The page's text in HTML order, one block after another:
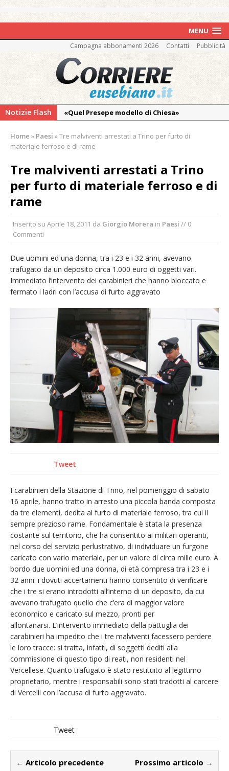
MENU
Campagna abbonamenti 2026 Contatti Pubblicità
Notizie Flash
«Quel Presepe modello di Chiesa»
Ringraziamento: convegno, messa e
Estate di sagre anche per i mezzi storici della
collezione della Fondazione Marazzato
dell’Asl. Il Comune: «Misura precauzionale e
La Pro verso l’avvio della Stagione
La Regione stanzia oltre 38mila euro per il
carnevale di Santhià. La soddisfazione della
Pro Loco
Dieci anni fa l’ingresso a Vercelli
dell’arcivescovo mons. Marco Arnolfo
Home » Paesi »Tre malviventi arrestati a Trino per furto di
materiale ferroso e di rame
Tre malviventi arrestati a Trino
per furto di materiale ferroso e di
rame
Inserito su Aprile 18, 2011 da Giorgio Morera in Paesi // 0
Commenti
Due uomini ed una donna, tra i 23 e i 32 anni, avevano
trafugato da un deposito circa 1.000 euro di oggetti vari.
Immediato l’intervento dei carabinieri che hanno bloccato e
fermato i ladri con l’accusa di furto aggravato
Tweet
I carabinieri della Stazione di Trino, nel pomeriggio di sabato
16 aprile, hanno tratto in arresto una piccola banda composta
da tre elementi, dedita al furto di materiale ferroso, tra cui il
sempre prezioso rame. Fondamentale è stata la presenza
costante sul territorio, che ha consentito ai militari operanti,
nel corso del servizio perlustrativo, di individuare un furgone
caricato con vario materiale, per un valore di circa mille euro. A
bordo due uomini ed una donna, di età compresa tra i 23 e i
32 anni: i dovuti accertamenti hanno consentito di verificare
che i tre si erano introdotti all’interno di un deposito, da cui
avevano trafugato quello che c’era di maggior valore
economico e caricato sul mezzo, pronti per
allontanarsi. L’intervento immediato della pattuglia dei
carabinieri ha impedito che i tre malviventi facessero perdere
le loro tracce: si tratta, infatti, di soggetti dediti alla
commissione di questo tipo di reati, non residenti nel
Vercellese. Quanto trafugato è stato restituito al legittimo
proprietario, mentre i responsabili sono stati tradotti al carcere
di Vercelli con l’accusa di furto aggravato.
Tweet
← Articolo precedente Prossimo articolo →